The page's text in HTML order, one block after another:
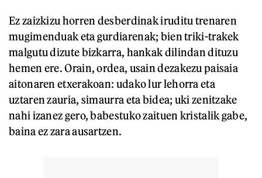
Ez zaizkizu horren desberdinak iruditu trenaren
mugimenduak eta gurdiarenak; bien triki-trakek
malgutu dizute bizkarra, hankak dilindan dituzu
hemen ere. Orain, ordea, usain dezakezu paisaia
aitonaren etxerakoan: udako lur lehorra eta
uztaren zauria, simaurra eta bidea; uki zenitzake
nahi izanez gero, babestuko zaituen kristalik gabe,
baina ez zara ausartzen.